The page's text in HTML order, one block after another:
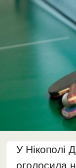
У
оголосила